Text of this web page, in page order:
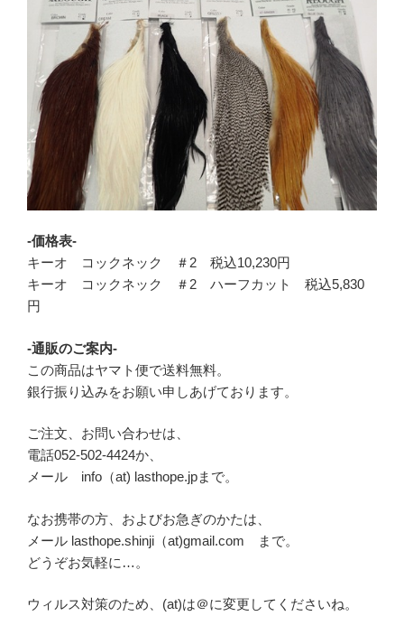
-価格表-
キーオ コックネック ＃2 税込10,230円
キーオ コックネック ＃2 ハーフカット 税込5,830
円
-通販のご案内-
この商品はヤマト便で送料無料。
銀行振り込みをお願い申しあげております。
ご注文、お問い合わせは、
電話052-502-4424か、
メール info（at) lasthope.jpまで。
なお携帯の方、およびお急ぎのかたは、
メール lasthope.shinji（at)gmail.com まで。
どうぞお気軽に…。
ウィルス対策のため、(at)は＠に変更してくださいね。